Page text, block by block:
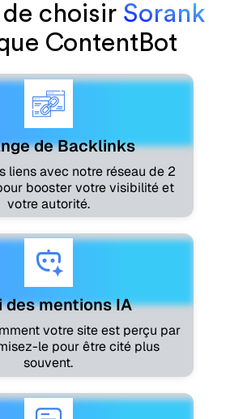
choisir Sorank
ContentBot
de Backlinks
liens avec notre réseau de 2
booster votre visibilité et
votre autorité.
des mentions IA
votre site est perçu par
le pour être cité plus
souvent.